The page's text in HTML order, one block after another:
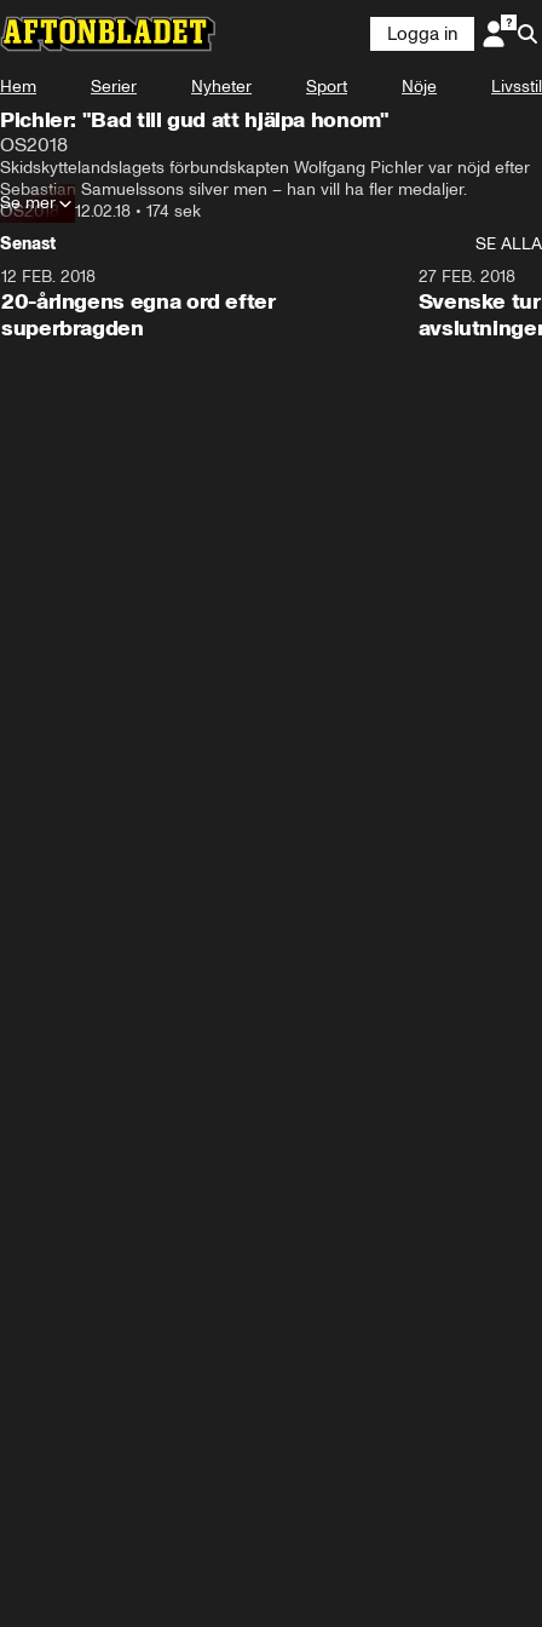
Logga in
Hem Serier Nyheter Sport Nöje Livsstil
Pichler: "Bad till gud att hjälpa honom"
OS2018
Skidskyttelandslagets förbundskapten Wolfgang Pichler var nöjd efter
Sebastian Samuelssons silver men – han vill ha fler medaljer.
OS2018• 12.02.18 • 174 sek
Se mer
Senast
SE ALLA
12 FEB. 2018
20-åringens egna ord efter
superbragden
27 FEB. 2018
Svenske